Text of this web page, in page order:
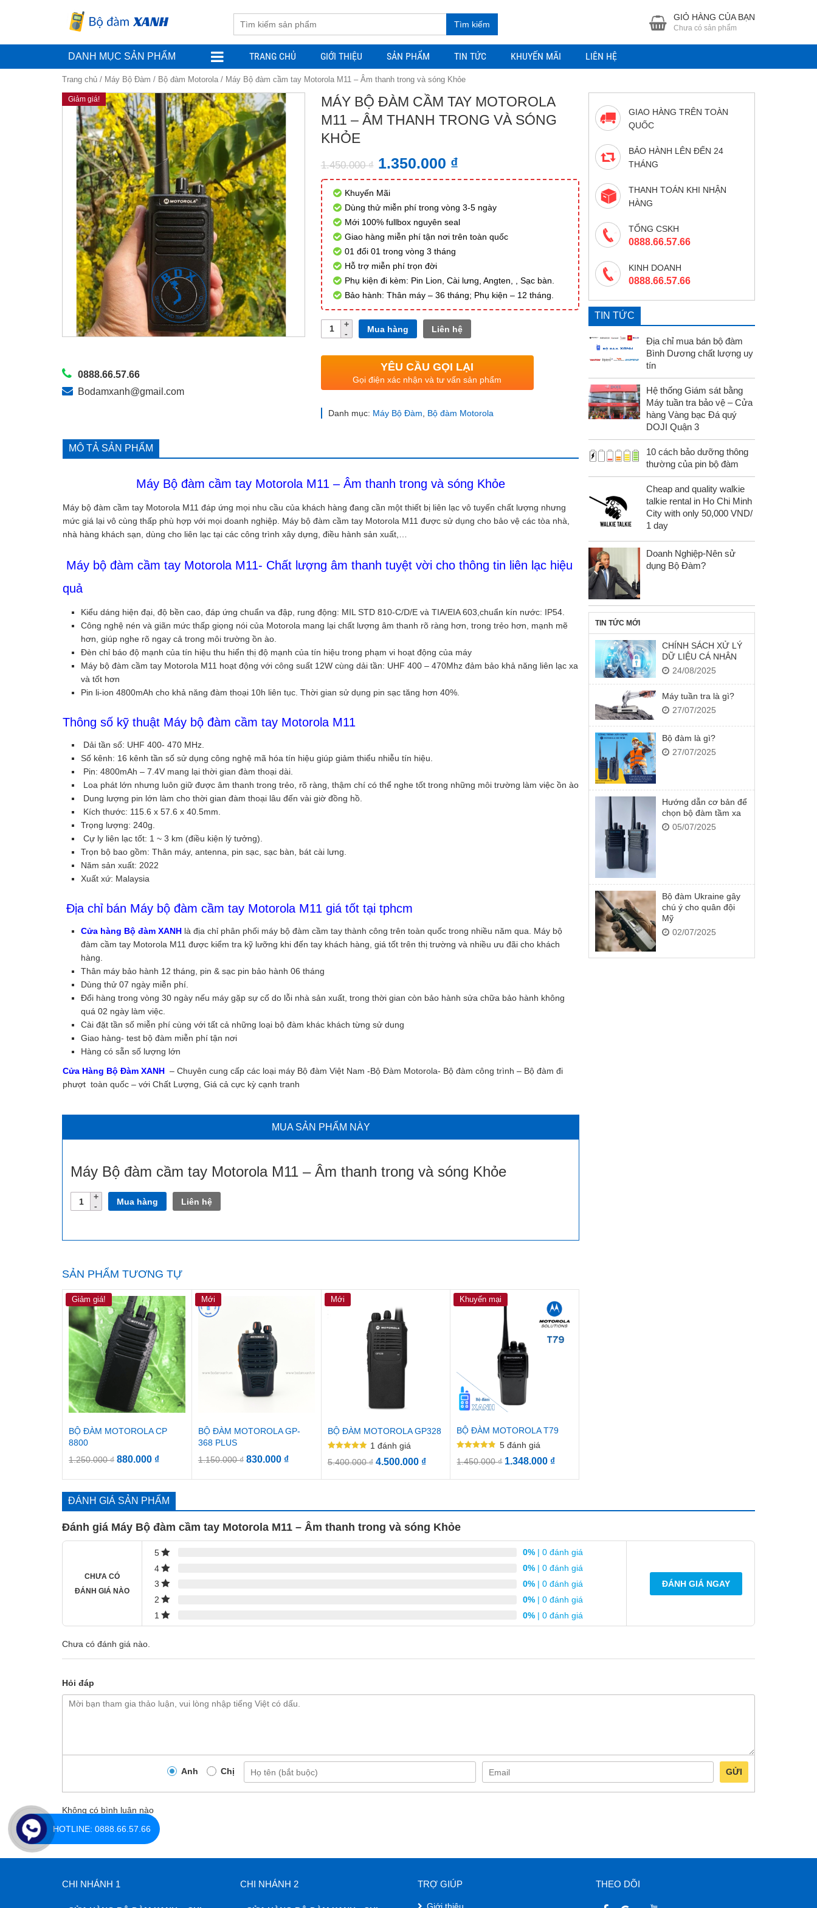
Tìm kiếm
GIỎ HÀNG CỦA BẠN
Chưa có sản phẩm
DANH MỤC SẢN PHẨM TRANG CHỦ GIỚI THIỆU SẢN PHẨM TIN TỨC KHUYẾN MÃI LIÊN HỆ
Trang chủ / Máy Bộ Đàm / Bộ đàm Motorola / Máy Bộ đàm cầm tay Motorola M11 – Âm thanh trong và sóng Khỏe
Giảm giá!
0888.66.57.66
Bodamxanh@gmail.com
MÁY BỘ ĐÀM CẦM TAY MOTOROLA
M11 – ÂM THANH TRONG VÀ SÓNG
KHỎE
1.450.000₫ 1.350.000 ₫
Khuyến Mãi
Dùng thử miễn phí trong vòng 3-5 ngày
Mới 100% fullbox nguyên seal
Giao hàng miễn phí tận nơi trên toàn quốc
01 đổi 01 trong vòng 3 tháng
Hỗ trợ miễn phí trọn đời
Phụ kiện đi kèm: Pin Lion, Cài lưng, Angten, , Sạc bàn.
Bảo hành: Thân máy – 36 tháng; Phụ kiện – 12 tháng.
Số
lượng
Mua hàng Liên hệ
YÊU CẦU GỌI LẠI
Gọi điện xác nhận và tư vấn sản phẩm
Danh mục: Máy Bộ Đàm Bộ đàm Motorola
MÔ TẢ SẢN PHẨM
Máy Bộ đàm cầm tay Motorola M11 – Âm thanh trong và sóng Khỏe
Máy bộ đàm cầm tay Motorola M11 đáp ứng mọi nhu cầu của khách hàng đang cần một thiết bị liên lạc vô tuyến chất lượng nhưng
mức giá lại vô cùng thấp phù hợp với mọi doanh nghiệp. Máy bộ đàm cầm tay Motorola M11 được sử dụng cho bảo vệ các tòa nhà,
nhà hàng khách sạn, dùng cho liên lạc tại các công trình xây dựng, điều hành sản xuất,…
Máy bộ đàm cầm tay Motorola M11- Chất lượng âm thanh tuyệt vời cho thông tin liên lạc hiệu
quả
Kiểu dáng hiện đại, độ bền cao, đáp ứng chuẩn va đập, rung động: MIL STD 810-C/D/E và TIA/EIA 603,chuẩn kín nước: IP54.
Công nghệ nén và giãn mức thấp giọng nói của Motorola mang lại chất lượng âm thanh rõ ràng hơn, trong trẻo hơn, mạnh mẽ
hơn, giúp nghe rõ ngay cả trong môi trường ồn ào.
Đèn chỉ báo độ mạnh của tín hiệu thu hiển thị độ mạnh của tín hiệu trong phạm vi hoạt động của máy
Máy bộ đàm cầm tay Motorola M11 hoạt động với công suất 12W cùng dải tần: UHF 400 – 470Mhz đảm bảo khả năng liên lạc xa
và tốt hơn
Pin li-ion 4800mAh cho khả năng đàm thoại 10h liên tục. Thời gian sử dụng pin sạc tăng hơn 40%.
Thông số kỹ thuật Máy bộ đàm cầm tay Motorola M11
Dải tần số: UHF 400- 470 MHz.
Số kênh: 16 kênh tần số sử dụng công nghệ mã hóa tín hiệu giúp giảm thiểu nhiễu tín hiệu.
Pin: 4800mAh – 7.4V mang lại thời gian đàm thoại dài.
Loa phát lớn nhưng luôn giữ được âm thanh trong trẻo, rõ ràng, thậm chí có thể nghe tốt trong những môi trường làm việc ồn ào
Dung lượng pin lớn làm cho thời gian đàm thoại lâu đến vài giờ đồng hồ.
Kích thước: 115.6 x 57.6 x 40.5mm.
Trọng lượng: 240g.
Cự ly liên lạc tốt: 1 ~ 3 km (điều kiện lý tưởng).
Trọn bộ bao gồm: Thân máy, antenna, pin sạc, sạc bàn, bát cài lưng.
Năm sản xuất: 2022
Xuất xứ: Malaysia
Địa chỉ bán Máy bộ đàm cầm tay Motorola M11 giá tốt tại tphcm
Cửa hàng Bộ đàm XANH là địa chỉ phân phối máy bộ đàm cầm tay thành công trên toàn quốc trong nhiều năm qua. Máy bộ
đàm cầm tay Motorola M11 được kiểm tra kỹ lưỡng khi đến tay khách hàng, giá tốt trên thị trường và nhiều ưu đãi cho khách
hàng.
Thân máy bảo hành 12 tháng, pin & sạc pin bảo hành 06 tháng
Dùng thử 07 ngày miễn phí.
Đổi hàng trong vòng 30 ngày nếu máy gặp sự cố do lỗi nhà sản xuất, trong thời gian còn bảo hành sửa chữa bảo hành không
quá 02 ngày làm việc.
Cài đặt tần số miễn phí cùng với tất cả những loại bộ đàm khác khách từng sử dung
Giao hàng- test bộ đàm miễn phí tận nơi
Hàng có sẵn số lượng lớn
Cửa Hàng Bộ Đàm XANH – Chuyên cung cấp các loại máy Bộ đàm Việt Nam -Bộ Đàm Motorola- Bộ đàm công trình – Bộ đàm đi
phượt toàn quốc – với Chất Lượng, Giá cả cực kỳ cạnh tranh
MUA SẢN PHẨM NÀY
Máy Bộ đàm cầm tay Motorola M11 – Âm thanh trong và sóng Khỏe
Số
lượng
Mua hàng Liên hệ
SẢN PHẨM TƯƠNG TỰ
Giảm giá!
BỘ ĐÀM MOTOROLA CP
8800
1.250.000₫ 880.000 ₫
Mới
BỘ ĐÀM MOTOROLA GP-
368 PLUS
1.150.000₫ 830.000 ₫
Mới
BỘ ĐÀM MOTOROLA GP328
hạng
5 sao
1 đánh giá
5.400.000₫ 4.500.000 ₫
Khuyến mại
BỘ ĐÀM MOTOROLA T79
hạng
5 đánh giá
1.450.000₫ 1.348.000 ₫
GIAO HÀNG TRÊN TOÀN
QUỐC
BẢO HÀNH LÊN ĐẾN 24
THÁNG
THANH TOÁN KHI NHẬN
HÀNG
TỔNG CSKH
0888.66.57.66
KINH DOANH
0888.66.57.66
TIN TỨC
Địa chỉ mua bán bộ đàm
Bình Dương chất lượng uy
tín
Hệ thống Giám sát bằng
Máy tuần tra bảo vệ – Cửa
hàng Vàng bạc Đá quý
DOJI Quận 3
10 cách bảo dưỡng thông
thường của pin bộ đàm
Cheap and quality walkie
talkie rental in Ho Chi Minh
City with only 50,000 VND/
1 day
Doanh Nghiệp-Nên sử
dụng Bộ Đàm?
TIN TỨC MỚI
CHÍNH SÁCH XỬ LÝ
DỮ LIỆU CÁ NHÂN
24/08/2025
Máy tuần tra là gì?
27/07/2025
Bộ đàm là gì?
27/07/2025
Hướng dẫn cơ bản để
chọn bộ đàm tầm xa
05/07/2025
Bộ đàm Ukraine gây
chú ý cho quân đội
Mỹ
02/07/2025
ĐÁNH GIÁ SẢN PHẨM
Đánh giá Máy Bộ đàm cầm tay Motorola M11 – Âm thanh trong và sóng Khỏe
CHƯA CÓ
ĐÁNH GIÁ NÀO
5 0% | 0 đánh giá
4
0% | 0 đánh giá
3
0% | 0 đánh giá
2
0% | 0 đánh giá
1
0% | 0 đánh giá
ĐÁNH GIÁ NGAY
Chưa có đánh giá nào.
Hỏi đáp
Anh Chị GỬI
Không có bình luận nào
CHI NHÁNH 1 CHI NHÁNH 2 TRỢ GIÚP THEO DÕI
HOTLINE: 0888.66.57.66